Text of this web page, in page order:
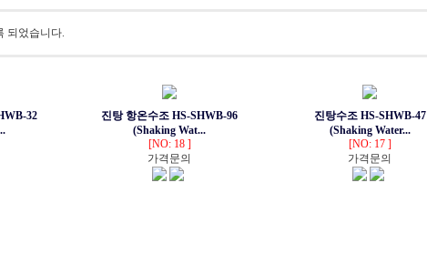
되었습니다.
32
진탕 항온수조 HS-SHWB-96
(Shaking Wat...
[NO: 18 ]
가격문의
진탕수조 HS-SHWB-47
(Shaking Water...
[NO: 17 ]
가격문의